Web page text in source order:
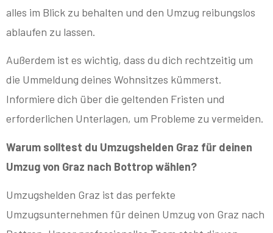
alles im Blick zu behalten und den Umzug reibungslos
ablaufen zu lassen.
Außerdem ist es wichtig, dass du dich rechtzeitig um
die Ummeldung deines Wohnsitzes kümmerst.
Informiere dich über die geltenden Fristen und
erforderlichen Unterlagen, um Probleme zu vermeiden.
Warum solltest du Umzugshelden Graz für deinen
Umzug von Graz nach Bottrop wählen?
Umzugshelden Graz ist das perfekte
Umzugsunternehmen für deinen Umzug von Graz nach